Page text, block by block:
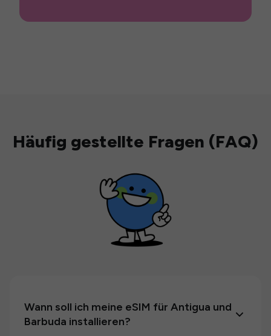
Häufig gestellte Fragen (FAQ)
Wann soll ich meine eSIM für Antigua und
Barbuda installieren?